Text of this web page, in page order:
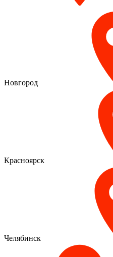
Новгород
Красноярск
Челябинск